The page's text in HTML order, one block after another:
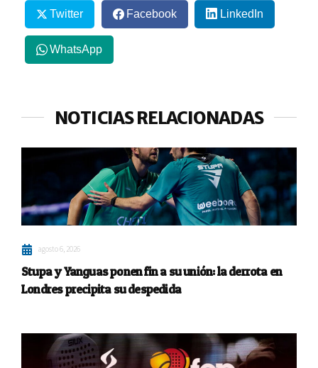
Twitter Facebook LinkedIn
WhatsApp
NOTICIAS RELACIONADAS
agosto 6, 2026
Stupa y Yanguas ponen fin a su unión: la derrota en
Londres precipita su despedida